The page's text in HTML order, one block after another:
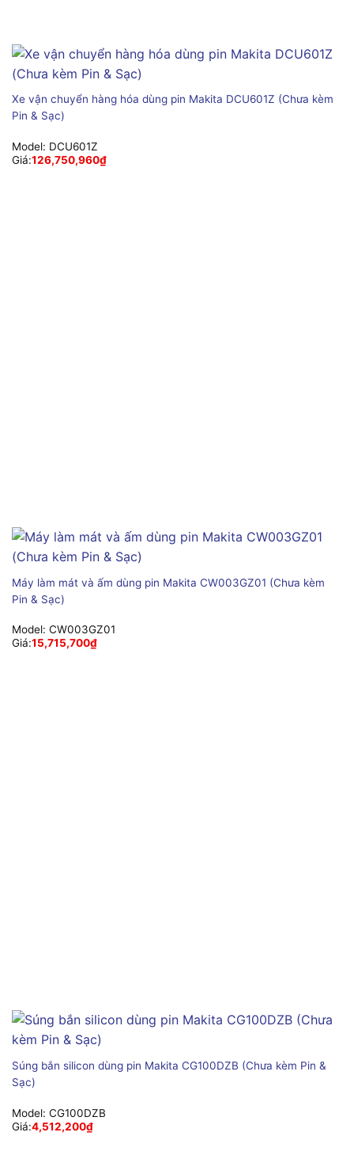
Xe vận chuyển hàng hóa dùng pin Makita DCU601Z (Chưa kèm
Pin & Sạc)
Model: DCU601Z
Giá:126,750,960₫
Máy làm mát và ấm dùng pin Makita CW003GZ01 (Chưa kèm
Pin & Sạc)
Model: CW003GZ01
Giá:15,715,700₫
Súng bắn silicon dùng pin Makita CG100DZB (Chưa kèm Pin &
Sạc)
Model: CG100DZB
Giá:4,512,200₫